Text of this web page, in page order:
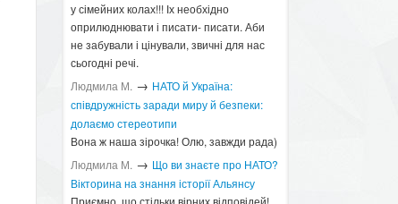
у сімейних колах!!! Іх необхідно
оприлюднювати і писати- писати. Аби
не забували і цінували, звичні для нас
сьогодні речі.
Людмила М. → ​НАТО й Україна:
співдружність заради миру й безпеки:
долаємо стереотипи
Вона ж наша зірочка! Олю, завжди рада)
Людмила М. → Що ви знаєте про НАТО?
Вікторина на знання історії Альянсу ​
Приємно, що стільки вірних відповідей!